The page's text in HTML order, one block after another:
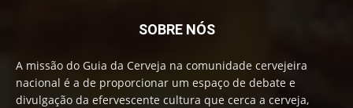
SOBRE NÓS
A missão do Guia da Cerveja na comunidade cervejeira
nacional é a de proporcionar um espaço de debate e
divulgação da efervescente cultura que cerca a cerveja,